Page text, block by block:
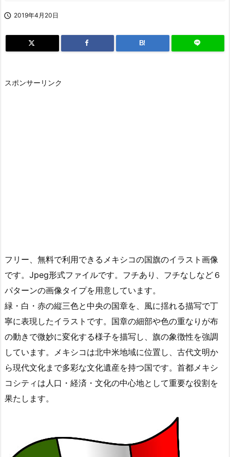
 2019年4月20日
B!
スポンサーリンク
フリー、無料で利用できるメキシコの国旗のイラスト画像
です。Jpeg形式ファイルです。フチあり、フチなしなど６
パターンの画像タイプを用意しています。
緑・白・赤の縦三色と中央の国章を、風に揺れる描写で丁
寧に表現したイラストです。国章の細部や色の重なりが布
の動きで微妙に変化する様子を描写し、旗の象徴性を強調
しています。メキシコは北中米地域に位置し、古代文明か
ら現代文化まで多彩な文化遺産を持つ国です。首都メキシ
コシティは人口・経済・文化の中心地として重要な役割を
果たします。